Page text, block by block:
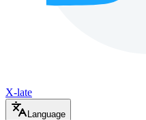
X-late
Language